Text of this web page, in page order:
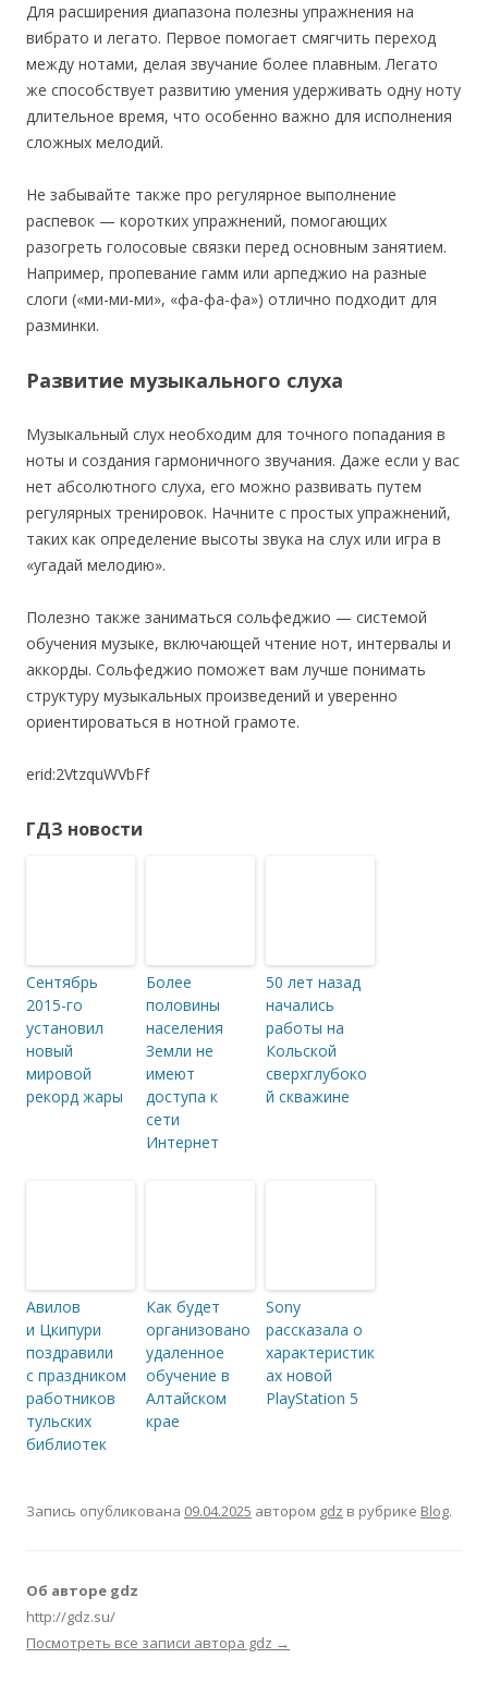
Для расширения диапазона полезны упражнения на
вибрато и легато. Первое помогает смягчить переход
между нотами, делая звучание более плавным. Легато
же способствует развитию умения удерживать одну ноту
длительное время, что особенно важно для исполнения
сложных мелодий.
Не забывайте также про регулярное выполнение
распевок — коротких упражнений, помогающих
разогреть голосовые связки перед основным занятием.
Например, пропевание гамм или арпеджио на разные
слоги («ми-ми-ми», «фа-фа-фа») отлично подходит для
разминки.
Развитие музыкального слуха
Музыкальный слух необходим для точного попадания в
ноты и создания гармоничного звучания. Даже если у вас
нет абсолютного слуха, его можно развивать путем
регулярных тренировок. Начните с простых упражнений,
таких как определение высоты звука на слух или игра в
«угадай мелодию».
Полезно также заниматься сольфеджио — системой
обучения музыке, включающей чтение нот, интервалы и
аккорды. Сольфеджио поможет вам лучше понимать
структуру музыкальных произведений и уверенно
ориентироваться в нотной грамоте.
erid:2VtzquWVbFf
ГДЗ новости
Сентябрь
2015-го
установил
новый
мировой
рекорд жары
Более
половины
населения
Земли не
имеют
доступа к
сети
Интернет
50 лет назад
начались
работы на
Кольской
сверхглубоко
й скважине
Авилов
и Цкипури
поздравили
с праздником
работников
тульских
библиотек
Как будет
организовано
удаленное
обучение в
Алтайском
крае
Sony
рассказала о
характеристик
ах новой
PlayStation 5
Запись опубликована 09.04.2025 автором gdz в рубрике Blog.
Об авторе gdz
http://gdz.su/
Посмотреть все записи автора gdz →